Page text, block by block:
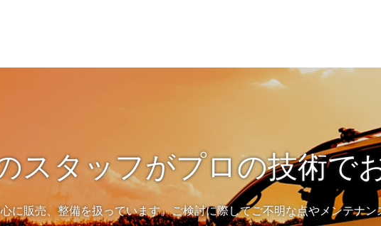
スタッフがプロの技術で
に販売、整備を扱っています。ご検討に際してご不明な点やメンテナ